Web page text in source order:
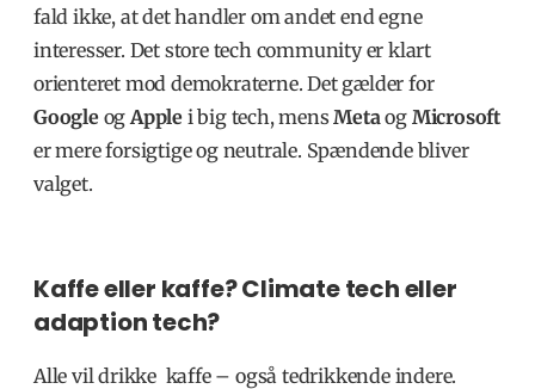
fald ikke, at det handler om andet end egne
interesser. Det store tech community er klart
orienteret mod demokraterne. Det gælder for
Google ogApple i big tech, mens Metaog Microsoft
er mere forsigtige og neutrale. Spændende bliver
valget.
Kaffe eller kaffe? Climate tech eller
adaption tech?
Alle vil drikke kaffe – også tedrikkende indere.